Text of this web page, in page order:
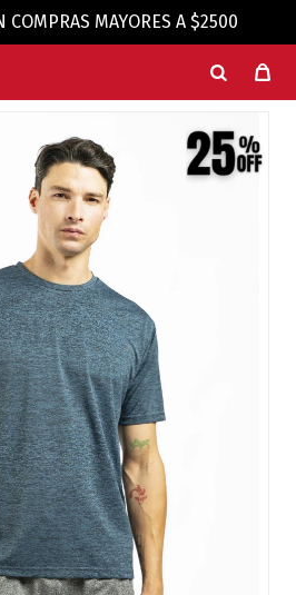
COMPRAS MAYORES A $2500